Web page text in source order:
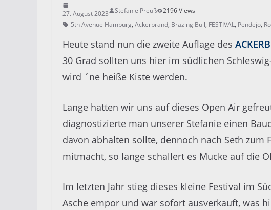
27. August 2023 Stefanie Preuß
2196 Views
5th Avenue Hamburg, Ackerbrand, Brazing Bull, FESTIVAL, Pendejo,
Heute stand nun die zweite Auflage des
30 Grad sollten uns hier im südlichen
wird ´ne heiße Kiste werden.
Lange hatten wir uns auf dieses Open Air
diagnostizierte man unserer Stefanie einen
davon abhalten sollte, dennoch nach Seth zum
mitmacht, so lange schallert es Mucke auf die
Im letzten Jahr stieg dieses kleine Festival im
Asche empor und war sofort ausverkauft, was